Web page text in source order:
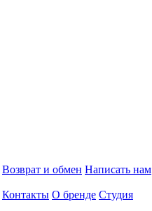
Возврат и обмен Написать нам
Контакты О бренде Студия